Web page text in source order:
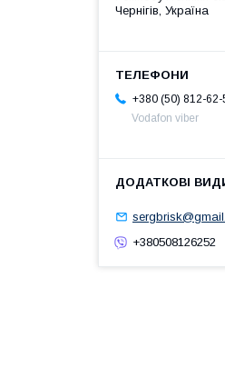
Чернігів, Україна
+380 (50) 812-62-
Vodafon viber
+380508126252